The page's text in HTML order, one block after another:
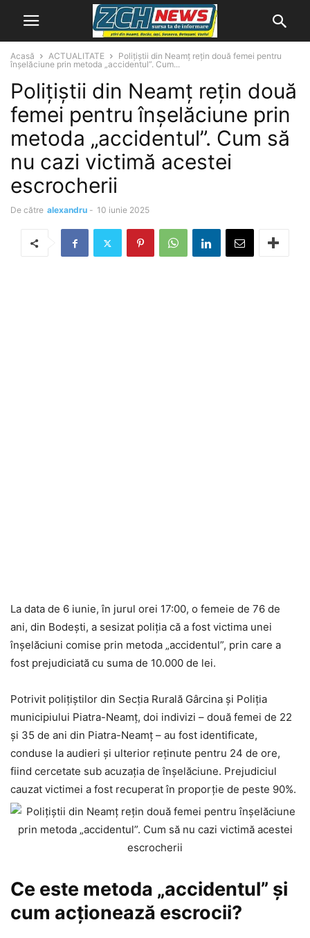
Acasă ACTUALITATE
Polițiștii din Neamț rețin două femei pentru
înșelăciune prin metoda „accidentul”. Cum...
Polițiștii din Neamț rețin două
femei pentru înșelăciune prin
metoda „accidentul”. Cum să
nu cazi victimă acestei
escrocherii
De către alexandru - 10 iunie 2025
La data de 6 iunie, în jurul orei 17:00, o femeie de 76 de
ani, din Bodești, a sesizat poliția că a fost victima unei
înșelăciuni comise prin metoda „accidentul”, prin care a
fost prejudiciată cu suma de 10.000 de lei.
Potrivit polițiștilor din Secția Rurală Gârcina și Poliția
municipiului Piatra-Neamț, doi indivizi – două femei de 22
și 35 de ani din Piatra-Neamț – au fost identificate,
conduse la audieri și ulterior reținute pentru 24 de ore,
fiind cercetate sub acuzația de înșelăciune. Prejudiciul
cauzat victimei a fost recuperat în proporție de peste 90%.
Ce este metoda „accidentul” și
cum acționează escrocii?